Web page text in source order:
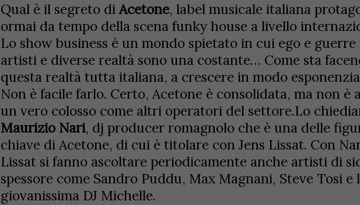
Qual è il segreto diAcetone, label musicale italiana
ormai da tempo della scena funky house a livello
Lo show business è un mondo spietato in cui ego e
artisti e diverse realtà sono una costante… Come sta
questa realtà tutta italiana, a crescere in modo
Non è facile farlo. Certo, Acetone è consolidata, ma non è
un vero colosso come altri operatori del settore.Lo
Maurizio Nari, dj producer romagnolo che è una delle
chiave di Acetone, di cui è titolare con Jens Lissat. Con
Lissat si fanno ascoltare periodicamente anche artisti di
spessore come Sandro Puddu, Max Magnani, Steve Tosi e
giovanissima DJ Michelle.